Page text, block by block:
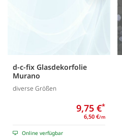
d-c-fix Glasdekorfolie
Murano
diverse Größen
9,75 €*
6,50 €/m
Online verfügbar